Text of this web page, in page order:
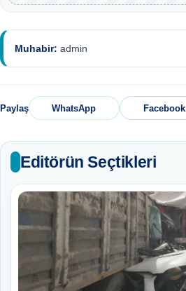
Muhabir: admin
Paylaş WhatsApp Facebook
Editörün Seçtikleri